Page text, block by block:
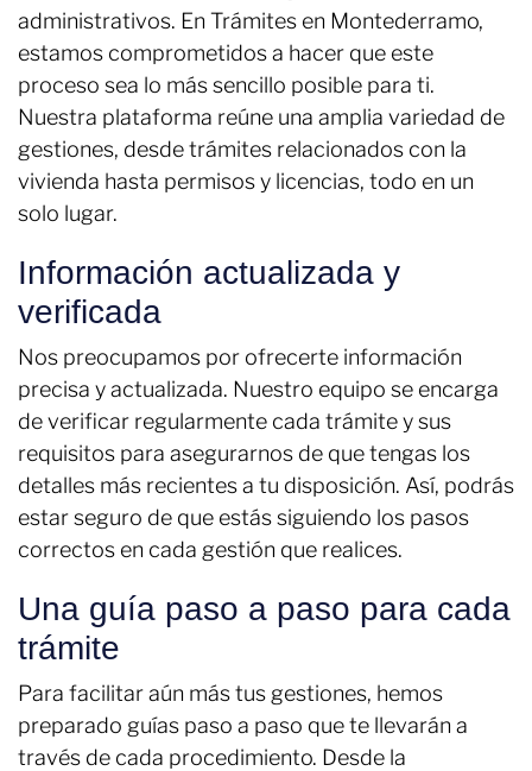
administrativos. En Trámites en Montederramo,
estamos comprometidos a hacer que este
proceso sea lo más sencillo posible para ti.
Nuestra plataforma reúne una amplia variedad de
gestiones, desde trámites relacionados con la
vivienda hasta permisos y licencias, todo en un
solo lugar.
Información actualizada y
verificada
Nos preocupamos por ofrecerte información
precisa y actualizada. Nuestro equipo se encarga
de verificar regularmente cada trámite y sus
requisitos para asegurarnos de que tengas los
detalles más recientes a tu disposición. Así, podrás
estar seguro de que estás siguiendo los pasos
correctos en cada gestión que realices.
Una guía paso a paso para cada
trámite
Para facilitar aún más tus gestiones, hemos
preparado guías paso a paso que te llevarán a
través de cada procedimiento. Desde la